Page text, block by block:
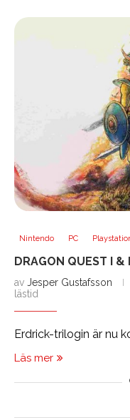
Nintendo PC
DRAGON QUEST I &
av Jesper Gustafsson
lästid
Erdrick-trilogin är nu
Läs mer